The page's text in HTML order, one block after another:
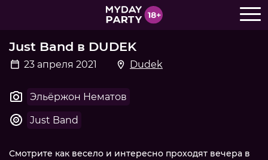
Just Band в DUDEK
23 апреля 2021 Dudek
Эльёржон Нематов
Just Band
Смотрите как весело и интересно проходят вечера в